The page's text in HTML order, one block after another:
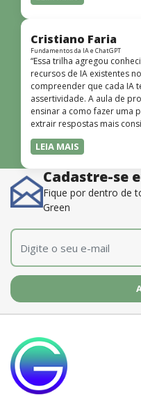
Cristiano Faria
Fundamentos da IA e ChatGPT
“Essa trilha agregou
recursos de IA existentes
compreender que cada IA
assertividade. A aula de
ensinar a como fazer uma
extrair respostas mais
disponíveis. O instrutor
dominar o conteúdo,
LEIA MAIS
Cadastre-se
Fique por dentro de
Green
E-mail